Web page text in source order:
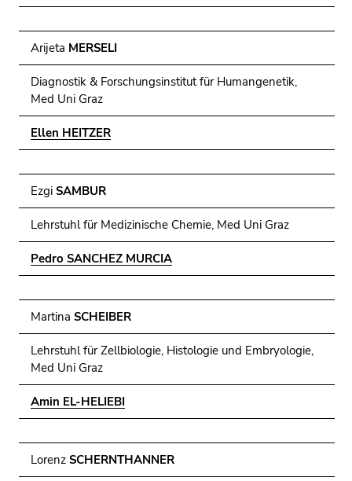
Arijeta MERSELI
Diagnostik & Forschungsinstitut für Humangenetik,
Med Uni Graz
Ellen HEITZER
Ezgi SAMBUR
Lehrstuhl für Medizinische Chemie, Med Uni Graz
Pedro SANCHEZ MURCIA
Martina SCHEIBER
Lehrstuhl für Zellbiologie, Histologie und Embryologie,
Med Uni Graz
Amin EL-HELIEBI
Lorenz SCHERNTHANNER